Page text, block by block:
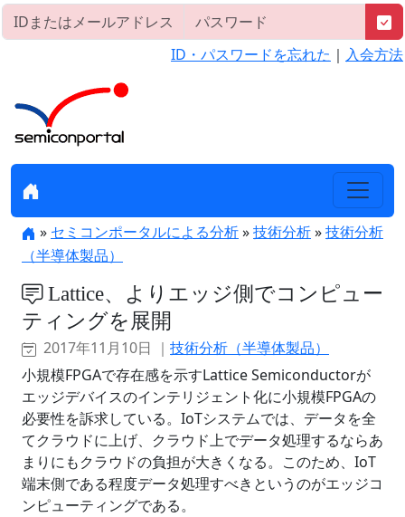
ID・パスワードを忘れた ｜ 入会方法
» セミコンポータルによる分析»技術分析»技術分析
（半導体製品）
Lattice、よりエッジ側でコンピュー
ティングを展開
2017年11月10日 ｜ 技術分析（半導体製品）
小規模FPGAで存在感を示すLattice Semiconductorが
エッジデバイスのインテリジェント化に小規模FPGAの
必要性を訴求している。IoTシステムでは、データを全
てクラウドに上げ、クラウド上でデータ処理するならあ
まりにもクラウドの負担が大きくなる。このため、IoT
端末側である程度データ処理すべきというのがエッジコ
ンピューティングである。